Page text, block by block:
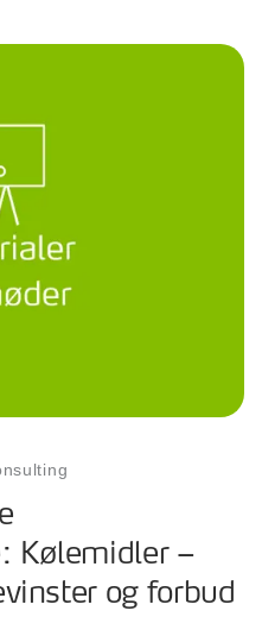
Kølemidler –
og forbud